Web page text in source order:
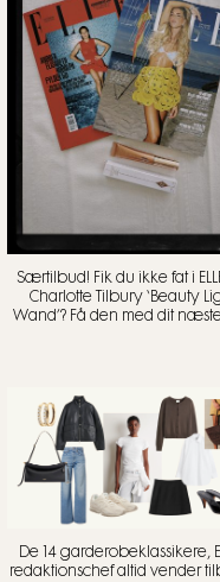
Særtilbud! Fik du ikke fat i
Charlotte Tilbury ‘Beauty
Wand’? Få den med dit næste
De 14 garderobeklassikere,
redaktionschef altid vender